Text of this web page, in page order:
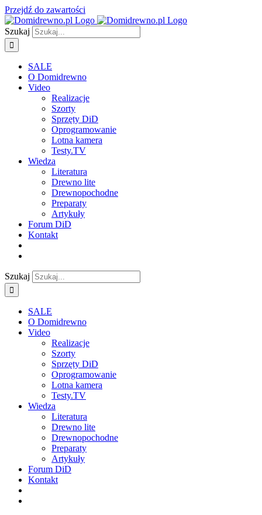
Przejdź do zawartości
Szukaj
SALE
O Domidrewno
Video
Realizacje
Szorty
Sprzęty DiD
Oprogramowanie
Lotna kamera
Testy.TV
Wiedza
Literatura
Drewno lite
Drewnopochodne
Preparaty
Artykuły
Forum DiD
Kontakt
Szukaj
SALE
O Domidrewno
Video
Realizacje
Szorty
Sprzęty DiD
Oprogramowanie
Lotna kamera
Testy.TV
Wiedza
Literatura
Drewno lite
Drewnopochodne
Preparaty
Artykuły
Forum DiD
Kontakt